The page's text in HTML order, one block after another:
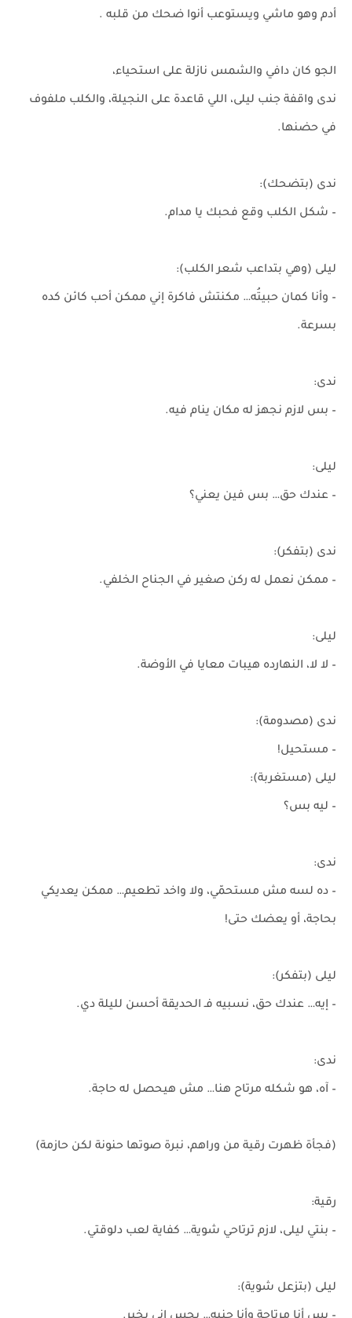
أدم وهو ماشي ويستوعب أنوا ضحك من قلبه .
الجو كان دافي والشمس نازلة على استحياء،
ندى واقفة جنب ليلى، اللي قاعدة على النجيلة، والكلب ملفوف
في حضنها.
ندى (بتضحك):
– شكل الكلب وقع فحبك يا مدام.
ليلى (وهي بتداعب شعر الكلب):
– وأنا كمان حبيتُه… مكنتش فاكرة إني ممكن أحب كائن كده
بسرعة.
ندى:
– بس لازم نجهز له مكان ينام فيه.
ليلى:
– عندك حق… بس فين يعني؟
ندى (بتفكر):
– ممكن نعمل له ركن صغير في الجناح الخلفي.
ليلى:
– لا لا، النهارده هيبات معايا في الأوضة.
ندى (مصدومة):
– مستحيل!
ليلى (مستغربة):
– ليه بس؟
ندى:
– ده لسه مش مستحمّي، ولا واخد تطعيم… ممكن يعديكي
بحاجة، أو يعضك حتى!
ليلى (بتفكر):
– إيه… عندك حق، نسبيه فـ الحديقة أحسن لليلة دي.
ندى:
– آه، هو شكله مرتاح هنا… مش هيحصل له حاجة.
(فجأة ظهرت رقية من وراهم، نبرة صوتها حنونة لكن حازمة)
رقية:
– بنتي ليلى، لازم ترتاحي شوية… كفاية لعب دلوقتي.
ليلى (بتزعل شوية):